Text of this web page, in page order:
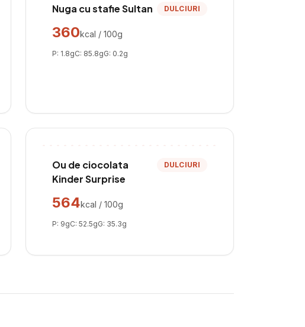
Nuga cu stafie Sultan DULCIURI
360kcal / 100g
P: 1.8gC: 85.8gG: 0.2g
Ou de ciocolata
Kinder Surprise
DULCIURI
564kcal / 100g
P: 9gC: 52.5gG: 35.3g